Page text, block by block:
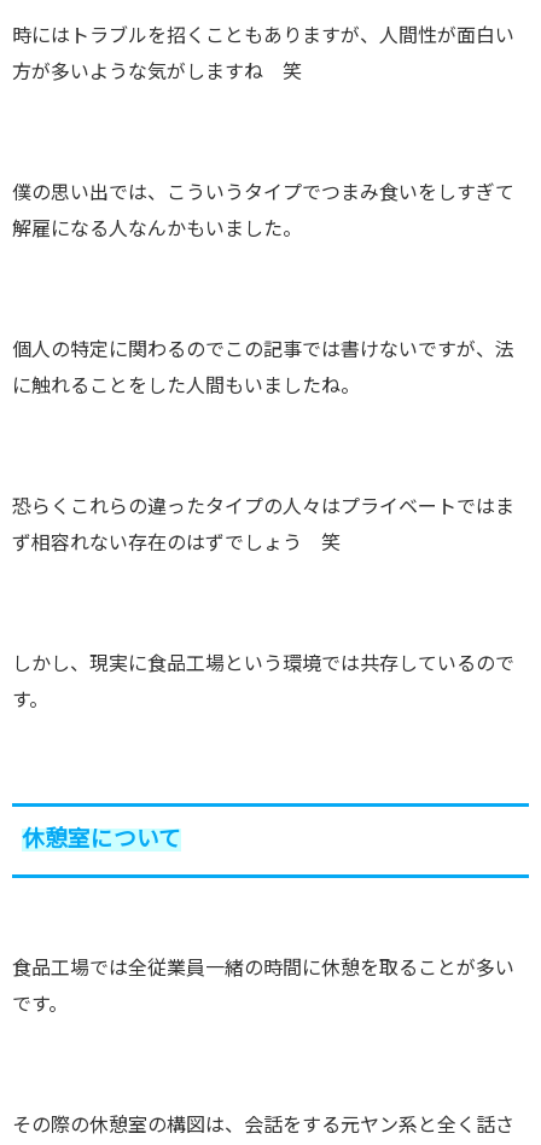
時にはトラブルを招くこともありますが、人間性が面白い
方が多いような気がしますね 笑
僕の思い出では、こういうタイプでつまみ食いをしすぎて
解雇になる人なんかもいました。
個人の特定に関わるのでこの記事では書けないですが、法
に触れることをした人間もいましたね。
恐らくこれらの違ったタイプの人々はプライベートではま
ず相容れない存在のはずでしょう 笑
しかし、現実に食品工場という環境では共存しているので
す。
休憩室について
食品工場では全従業員一緒の時間に休憩を取ることが多い
です。
その際の休憩室の構図は、会話をする元ヤン系と全く話さ